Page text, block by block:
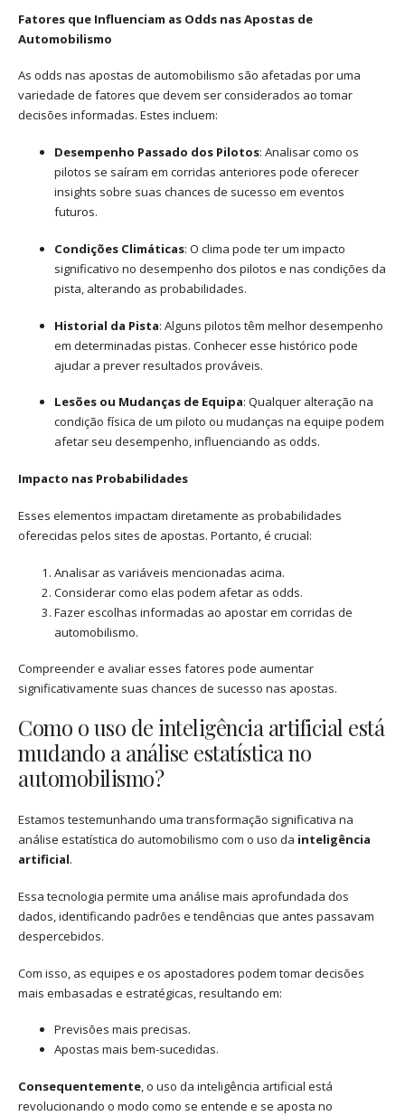
Fatores que Influenciam as Odds nas Apostas de
Automobilismo
As odds nas apostas de automobilismo são afetadas por uma
variedade de fatores que devem ser considerados ao tomar
decisões informadas. Estes incluem:
Desempenho Passado dos Pilotos: Analisar como os
pilotos se saíram em corridas anteriores pode oferecer
insights sobre suas chances de sucesso em eventos
futuros.
Condições Climáticas: O clima pode ter um impacto
significativo no desempenho dos pilotos e nas condições da
pista, alterando as probabilidades.
Historial da Pista: Alguns pilotos têm melhor desempenho
em determinadas pistas. Conhecer esse histórico pode
ajudar a prever resultados prováveis.
Lesões ou Mudanças de Equipa: Qualquer alteração na
condição física de um piloto ou mudanças na equipe podem
afetar seu desempenho, influenciando as odds.
Impacto nas Probabilidades
Esses elementos impactam diretamente as probabilidades
oferecidas pelos sites de apostas. Portanto, é crucial:
Analisar as variáveis mencionadas acima.
Considerar como elas podem afetar as odds.
Fazer escolhas informadas ao apostar em corridas de
automobilismo.
Compreender e avaliar esses fatores pode aumentar
significativamente suas chances de sucesso nas apostas.
Como o uso de inteligência artificial está
mudando a análise estatística no
automobilismo?
Estamos testemunhando uma transformação significativa na
análise estatística do automobilismo com o uso da inteligência
artificial.
Essa tecnologia permite uma análise mais aprofundada dos
dados, identificando padrões e tendências que antes passavam
despercebidos.
Com isso, as equipes e os apostadores podem tomar decisões
mais embasadas e estratégicas, resultando em:
Previsões mais precisas.
Apostas mais bem-sucedidas.
Consequentemente, o uso da inteligência artificial está
revolucionando o modo como se entende e se aposta no